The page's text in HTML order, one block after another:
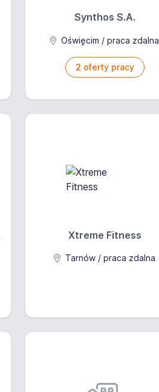
Synthos S.A.
Oświęcim / praca zdalna
2 oferty pracy
Xtreme Fitness
Tarnów / praca zdalna